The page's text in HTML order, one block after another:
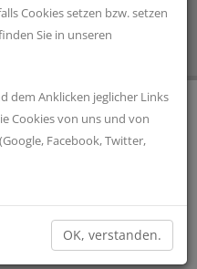
Cookies setzen bzw. setzen
Sie in unseren
dem Anklicken jeglicher Links
Cookies von uns und von
Facebook, Twitter,
OK, verstanden.
UND INFRASTRUKTUR
auch mit
per Push-Meldung direkt
Wertstoffe werden: -